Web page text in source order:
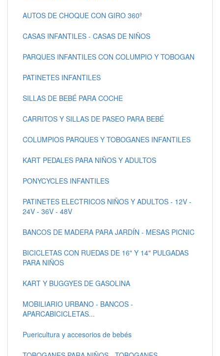
AUTOS DE CHOQUE CON GIRO 360º
CASAS INFANTILES - CASAS DE NIÑOS
PARQUES INFANTILES CON COLUMPIO Y TOBOGAN
PATINETES INFANTILES
SILLAS DE BEBÉ PARA COCHE
CARRITOS Y SILLAS DE PASEO PARA BEBÉ
COLUMPIOS PARQUES Y TOBOGANES INFANTILES
KART PEDALES PARA NIÑOS Y ADULTOS
PONYCYCLES INFANTILES
PATINETES ELECTRICOS NIÑOS Y ADULTOS - 12V -
24V - 36V - 48V
BANCOS DE MADERA PARA JARDÍN - MESAS PICNIC
BICICLETAS CON RUEDAS DE 16" Y 14" PULGADAS
PARA NIÑOS
KART Y BUGGYES DE GASOLINA
MOBILIARIO URBANO - BANCOS -
APARCABICICLETAS...
Puericultura y accesorios de bebés